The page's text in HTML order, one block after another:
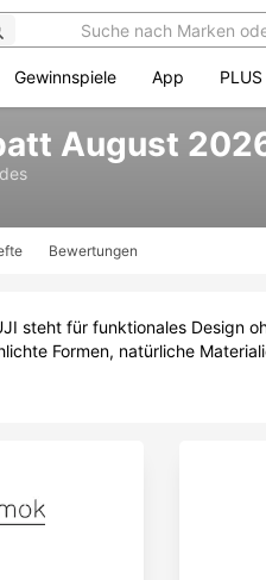
Gewinnspiele App PLUS
August
Bewertungen
steht für funktionales
Formen, natürliche